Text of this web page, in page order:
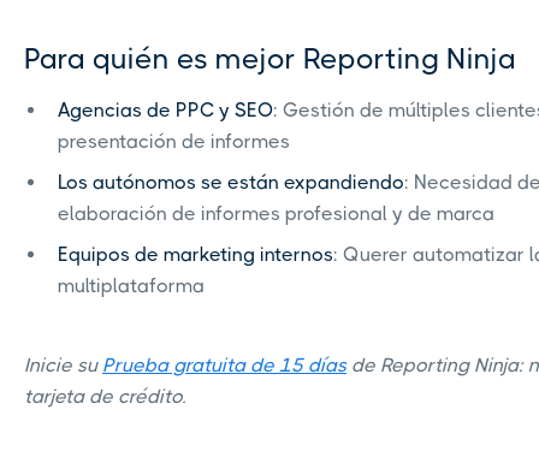
Para quién es mejor Reporting Ninja
Agencias de PPC y SEO: Gestión de múltiples
presentación de informes
Los autónomos se están expandiendo: Necesidad
elaboración de informes profesional y de marca
Equipos de marketing internos: Querer automatizar
multiplataforma
Inicie su Prueba gratuita de 15 díasde Reporting Ninja:
tarjeta de crédito.